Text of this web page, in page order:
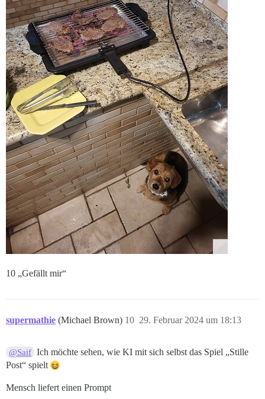
10 „Gefällt mir“
supermathie (Michael Brown) 29. Februar 2024 um 18:13
10
@Saif Ich möchte sehen, wie KI mit sich selbst das Spiel „Stille
Post“ spielt
Mensch liefert einen Prompt